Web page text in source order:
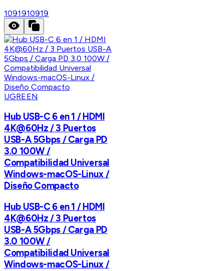
1091910919
UGREEN
Hub USB-C 6 en 1 / HDMI
4K@60Hz / 3 Puertos
USB-A 5Gbps / Carga PD
3.0 100W /
Compatibilidad Universal
Windows-macOS-Linux /
Diseño Compacto
Hub USB-C 6 en 1 / HDMI
4K@60Hz / 3 Puertos
USB-A 5Gbps / Carga PD
3.0 100W /
Compatibilidad Universal
Windows-macOS-Linux /